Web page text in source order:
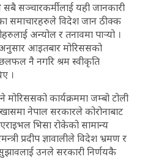
सबै सञ्चारकर्मीलाई यही जानकारी
समाचारहरुले विदेश जान ठीक्क
अन्योल र तनावमा पार्‍यो ।
आइतबार मोरिससको
नै नगरि श्रम स्वीकृति
।
कार्यक्रममा जम्बो टोली
नेपाल सरकारले कोरोनाबाट
भिसा रोकेको सामान्य
प्रदीप ज्ञावालीले विदेश भ्रमण र
उनले सरकारी निर्णयकै